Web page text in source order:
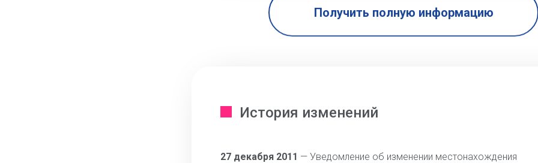
Получить полную информацию
История изменений
27 декабря 2011 — Уведомление об изменении местонахождения